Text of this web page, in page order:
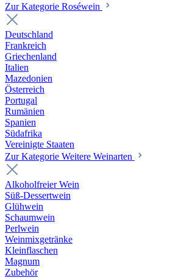
Zur Kategorie Roséwein
Deutschland
Frankreich
Griechenland
Italien
Mazedonien
Österreich
Portugal
Rumänien
Spanien
Südafrika
Vereinigte Staaten
Zur Kategorie Weitere Weinarten
Alkoholfreier Wein
Süß-Dessertwein
Glühwein
Schaumwein
Perlwein
Weinmixgetränke
Kleinflaschen
Magnum
Zubehör